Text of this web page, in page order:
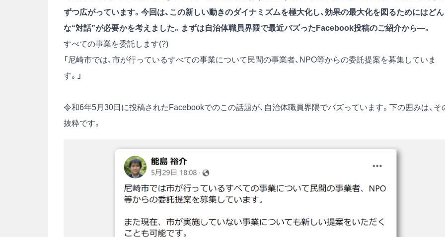
ずつ広がっています。今回は、この新しい動きのダイナミズムを極大化し、効果の最大化を図るためにはどん
な“対話”が必要かを考えました。まずは自治体職員界隈で最近バズったFacebook投稿のご紹介から―。
すべての事業を委託します(?)
「尼崎市では、市が行っているすべての事業について民間の事業者、NPO等からの委託提案を募集していま
す。」
令和6年5月30日に投稿された Facebookでのこの話題が、自治体職員界隈でバズっています。下の囲みは、そ
抜粋です。